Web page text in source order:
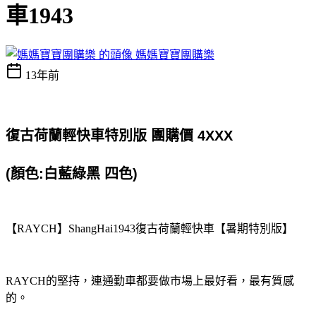
車1943
媽媽寶寶團購樂
13年前
復古荷蘭輕快車特別版 團購價 4XXX
(顏色:白藍綠黑 四色)
【RAYCH】ShangHai1943復古荷蘭輕快車【暑期特別版】
RAYCH的堅持，連通勤車都要做市場上最好看，最有質感
的。